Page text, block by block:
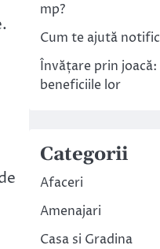
mp?
Cum te ajută
Învățare prin
beneficiile lor
Categorii
Afaceri
Amenajari
Casa si Gradina